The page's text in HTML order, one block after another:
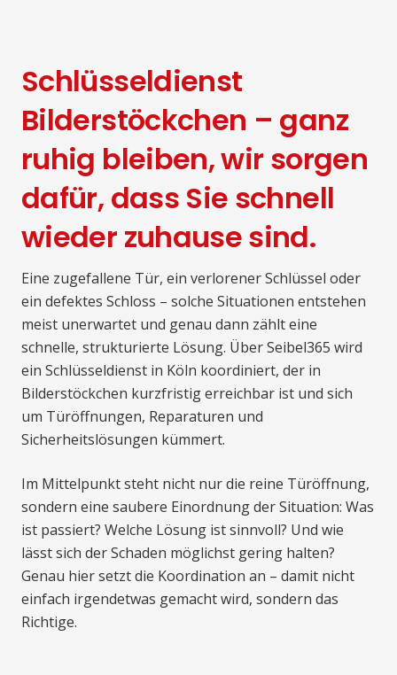
Schlüsseldienst
Bilderstöckchen – ganz
ruhig bleiben, wir sorgen
dafür, dass Sie schnell
wieder zuhause sind.
Eine zugefallene Tür, ein verlorener Schlüssel oder
ein defektes Schloss – solche Situationen entstehen
meist unerwartet und genau dann zählt eine
schnelle, strukturierte Lösung. Über Seibel365 wird
ein Schlüsseldienst in Köln koordiniert, der in
Bilderstöckchen kurzfristig erreichbar ist und sich
um Türöffnungen, Reparaturen und
Sicherheitslösungen kümmert.
Im Mittelpunkt steht nicht nur die reine Türöffnung,
sondern eine saubere Einordnung der Situation: Was
ist passiert? Welche Lösung ist sinnvoll? Und wie
lässt sich der Schaden möglichst gering halten?
Genau hier setzt die Koordination an – damit nicht
einfach irgendetwas gemacht wird, sondern das
Richtige.